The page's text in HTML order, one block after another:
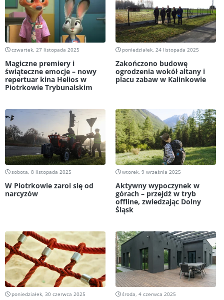
czwartek, 27 listopada 2025
Magiczne premiery i
świąteczne emocje – nowy
repertuar kina Helios w
Piotrkowie Trybunalskim
poniedziałek, 24 listopada 2025
Zakończono budowę
ogrodzenia wokół altany i
placu zabaw w Kalinkowie
sobota, 8 listopada 2025
W Piotrkowie zaroi się od
narcyzów
wtorek, 9 września 2025
Aktywny wypoczynek w
górach – przejdź w tryb
offline, zwiedzając Dolny
Śląsk
poniedziałek, 30 czerwca 2025 środa, 4 czerwca 2025